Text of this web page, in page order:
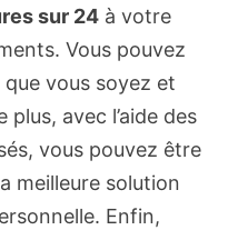
sur 24à votre
Vous pouvez
vous soyez et
avec l’aide des
vous pouvez être
meilleure solution
Enfin,